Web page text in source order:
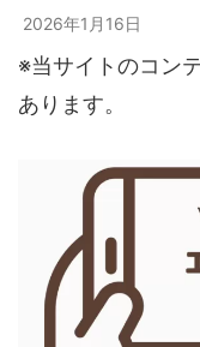
2026年1月16日
※当サイトのコン
あります。